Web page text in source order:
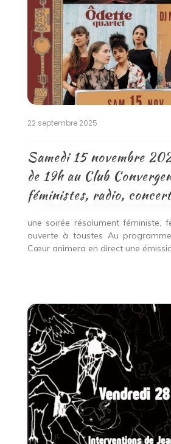
22 septembre 2025
Samedi 15 novembre
de 19h au Club
féministes, radio,
une soirée résolument féministe,
ouverte à toustes Au
Cœur animera en direct une